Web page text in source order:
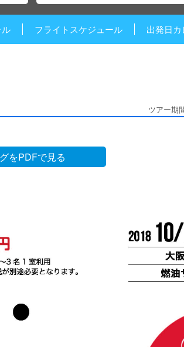
フライトスケジュール 出発日
ツアー期
をPDFで見る